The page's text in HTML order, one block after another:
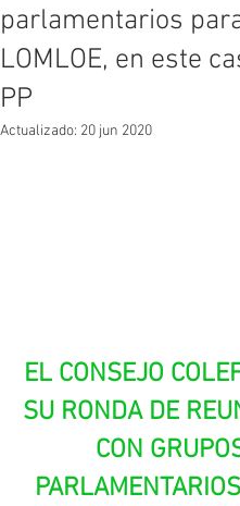
parlamentarios
LOMLOE, en este
PP
Actualizado: 20 jun 2020
EL CONSEJO
SU RONDA DE
CON